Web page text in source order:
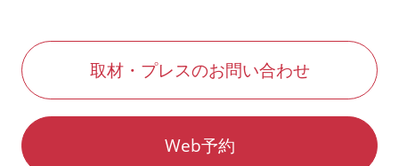
取材・プレスのお問い合わせ
Web予約